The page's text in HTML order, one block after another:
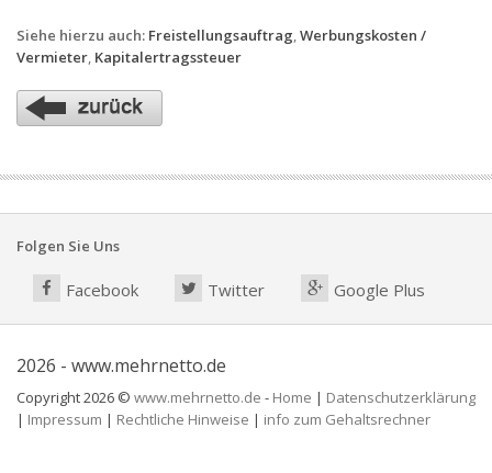
Siehe hierzu auch: Freistellungsauftrag,Werbungskosten /
Vermieter, Kapitalertragssteuer
Folgen Sie Uns
Facebook Twitter Google Plus
2026 - www.mehrnetto.de
Copyright 2026 © www.mehrnetto.de - Home | Datenschutzerklärung
| Impressum | Rechtliche Hinweise | info zum Gehaltsrechner